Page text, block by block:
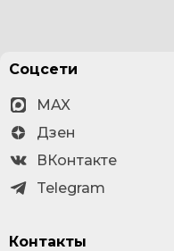
Соцсети
MAX
Дзен
ВКонтакте
Telegram
Контакты